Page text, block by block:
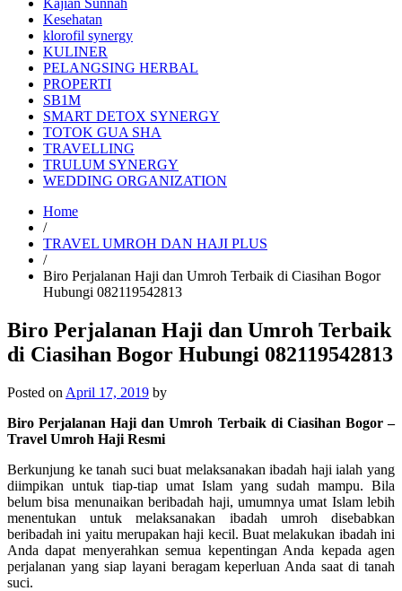
Kajian Sunnah
Kesehatan
klorofil synergy
KULINER
PELANGSING HERBAL
PROPERTI
SB1M
SMART DETOX SYNERGY
TOTOK GUA SHA
TRAVELLING
TRULUM SYNERGY
WEDDING ORGANIZATION
Home
/
TRAVEL UMROH DAN HAJI PLUS
/
Biro Perjalanan Haji dan Umroh Terbaik di Ciasihan Bogor
Hubungi 082119542813
Biro Perjalanan Haji dan Umroh Terbaik
di Ciasihan Bogor Hubungi 082119542813
Posted on April 17, 2019 by
Biro Perjalanan Haji dan Umroh Terbaik di Ciasihan Bogor –
Travel Umroh Haji Resmi
Berkunjung ke tanah suci buat melaksanakan ibadah haji ialah yang
diimpikan untuk tiap-tiap umat Islam yang sudah mampu. Bila
belum bisa menunaikan beribadah haji, umumnya umat Islam lebih
menentukan untuk melaksanakan ibadah umroh disebabkan
beribadah ini yaitu merupakan haji kecil. Buat melakukan ibadah ini
Anda dapat menyerahkan semua kepentingan Anda kepada agen
perjalanan yang siap layani beragam keperluan Anda saat di tanah
suci.